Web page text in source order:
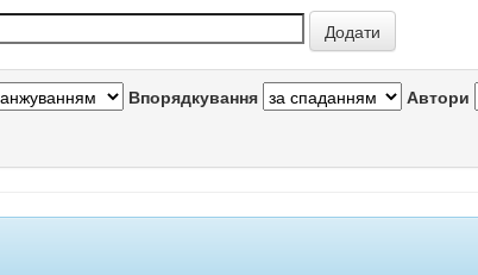
Впорядкування Автори